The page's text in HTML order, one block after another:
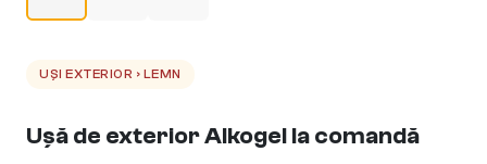
UȘI EXTERIOR › LEMN
Ușă de exterior Alkogel la comandă